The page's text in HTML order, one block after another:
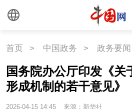
首页 > 中国政务 > 政务要闻
国务院办公厅印发《关
形成机制的若干意见》
2026-04-15 14:45 来源：新华社